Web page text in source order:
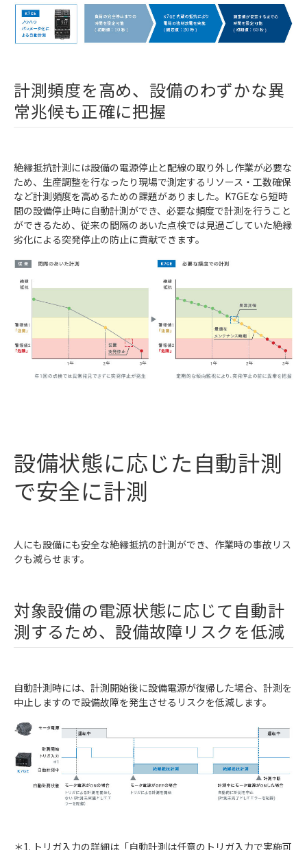
計測頻度を高め、設備のわずかな異
常兆候も正確に把握
絶縁抵抗計測には設備の電源停止と配線の取り外し作業が必要な
ため、生産調整を行なったり現場で測定するリソース・工数確保
など計測頻度を高めるための課題がありました。K7GEなら短時
間の設備停止時に自動計測ができ、必要な頻度で計測を行うこと
ができるため、従来の間隔のあいた点検では見過ごしていた絶縁
劣化による突発停止の防止に貢献できます。
設備状態に応じた自動計測
で安全に計測
人にも設備にも安全な絶縁抵抗の計測ができ、作業時の事故リス
クも減らせます。
対象設備の電源状態に応じて自動計
測するため、設備故障リスクを低減
自動計測時には、計測開始後に設備電源が復帰した場合、計測を
中止しますので設備故障を発生させるリスクを低減します。
＊1. トリガ入力の詳細は「自動計測は任意のトリガ入力で実施可